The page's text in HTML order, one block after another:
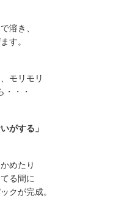
溶き、
す。
モリモリ
・・・
がする」
めたり
る間に
クが完成。